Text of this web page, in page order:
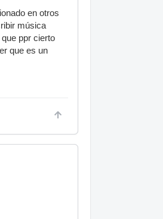
en otros
música
ppr cierto
que es un